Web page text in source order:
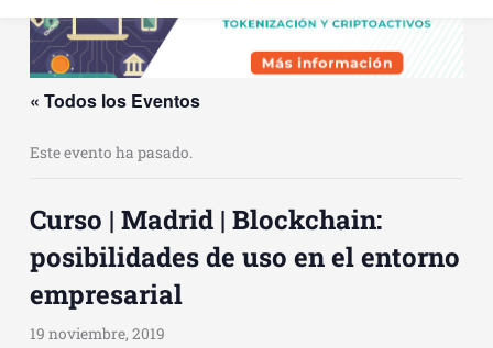
« Todos los Eventos
Este evento ha pasado.
Curso | Madrid | Blockchain:
posibilidades de uso en el entorno
empresarial
19 noviembre, 2019